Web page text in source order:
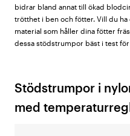
bidrar bland annat till ökad
trötthet i ben och fötter. Vill du
material som håller dina fötter
dessa stödstrumpor bäst i test
Stödstrumpor i
med